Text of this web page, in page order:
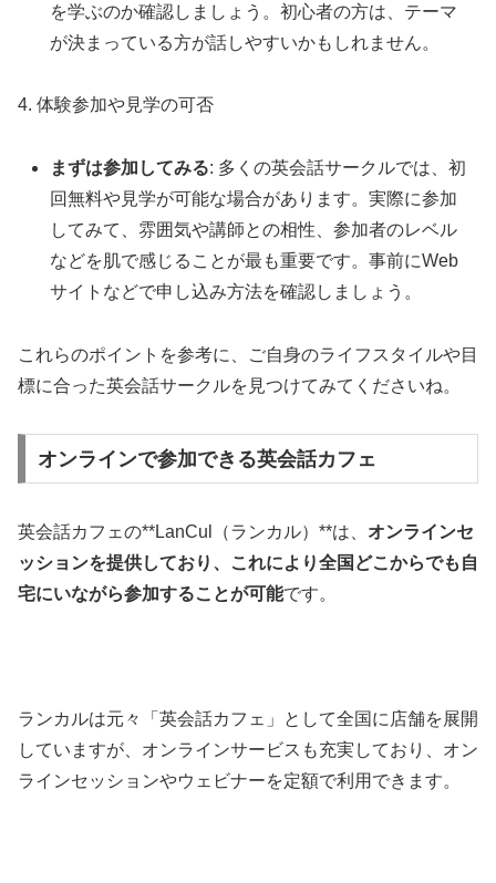
を学ぶのか確認しましょう。初心者の方は、テーマ
が決まっている方が話しやすいかもしれません。
4. 体験参加や見学の可否
まずは参加してみる: 多くの英会話サークルでは、初
回無料や見学が可能な場合があります。実際に参加
してみて、雰囲気や講師との相性、参加者のレベル
などを肌で感じることが最も重要です。事前にWeb
サイトなどで申し込み方法を確認しましょう。
これらのポイントを参考に、ご自身のライフスタイルや目
標に合った英会話サークルを見つけてみてくださいね。
オンラインで参加できる英会話カフェ
英会話カフェの**LanCul（ランカル）**は、 オンラインセ
ッションを提供しており、これにより全国どこからでも自
宅にいながら参加することが可能です。
ランカルは元々「英会話カフェ」として全国に店舗を展開
していますが、オンラインサービスも充実しており、オン
ラインセッションやウェビナーを定額で利用できます。